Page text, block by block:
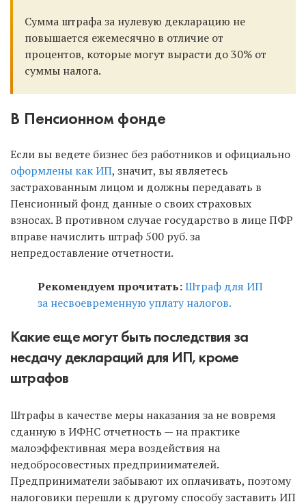
Сумма штрафа за нулевую декларацию не
повышается ежемесячно в отличие от
процентов, которые могут вырасти до 30% от
суммы налога.
В Пенсионном фонде
Если вы ведете бизнес без работников и официально
оформлены как ИП, значит, вы являетесь
застрахованным лицом и должны передавать в
Пенсионный фонд данные о своих страховых
взносах. В противном случае государство в лице ПФР
вправе начислить штраф 500 руб. за
непредоставление отчетности.
Рекомендуем прочитать: Штраф для ИП
за несвоевременную уплату налогов.
Какие еще могут быть последствия за
несдачу деклараций для ИП, кроме
штрафов
Штрафы в качестве меры наказания за не вовремя
сданную в ИФНС отчетность — на практике
малоэффективная мера воздействия на
недобросовестных предпринимателей.
Предприниматели забывают их оплачивать, поэтому
налоговики перешли к другому способу заставить ИП